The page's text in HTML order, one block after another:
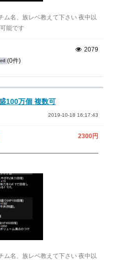
ム名、族レベ教えて下さい 夜中以
能です
(0件)
2079
100万個 複数可
2019-10-18 16:17:43
2300円
ム名、族レベ教えて下さい 夜中以